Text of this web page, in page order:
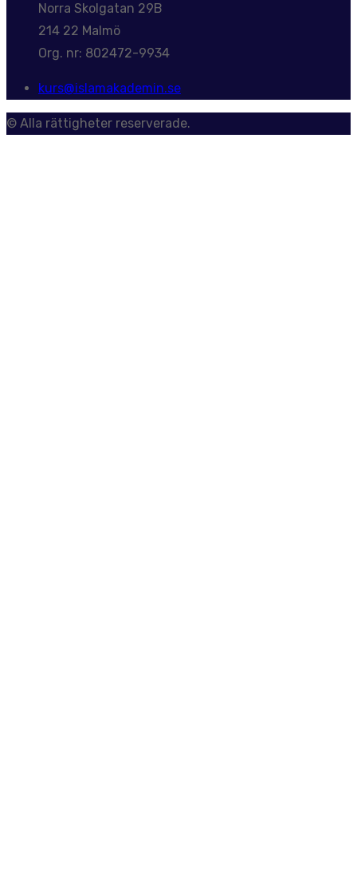
Norra Skolgatan 29B
214 22 Malmö
Org. nr: 802472-9934
kurs@islamakademin.se
© Alla rättigheter reserverade.